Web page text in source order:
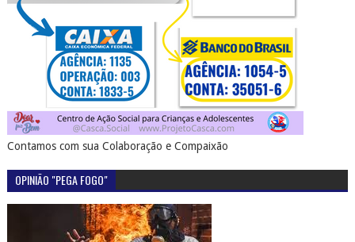
Contamos com sua Colaboração e Compaixão
OPINIÃO "PEGA FOGO"